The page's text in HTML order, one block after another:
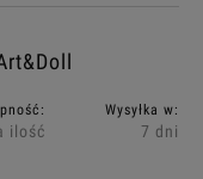
ilość
Wysyłka w:
7 dni